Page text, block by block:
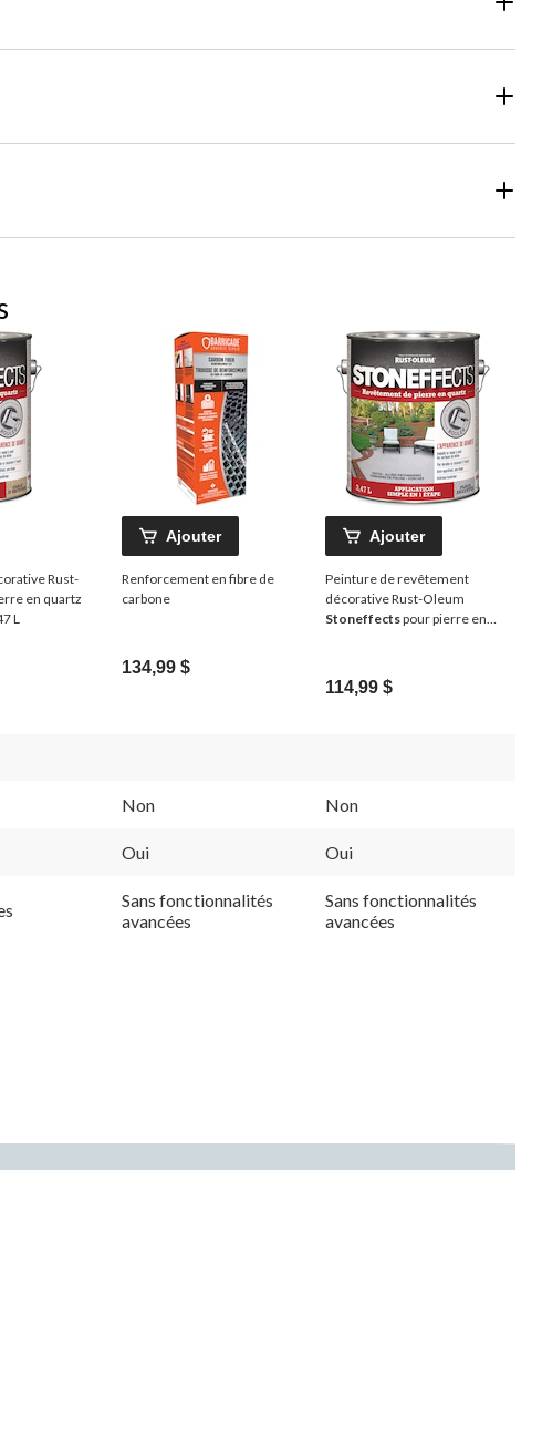
Rust-
en quartz
L
Ajouter
Renforcement en fibre de
carbone
134,99 $
Ajouter
Peinture de revêtement
décorative Rust-Oleum
Stoneffectspour pierre en
114,99 $
Non Non
Oui Oui
Sans fonctionnalités
avancées
Sans fonctionnalités
avancées